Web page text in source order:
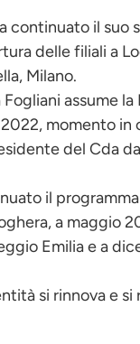
continuato il suo
delle filiali a
Milano.
Fogliani assume
momento in
del Cda
il
a maggio
Emilia e a
si rinnova e